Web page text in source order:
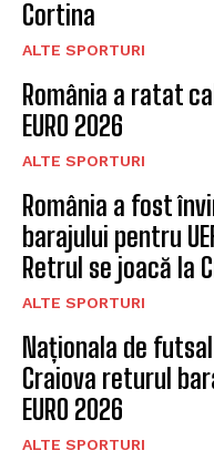
Cortina
ALTE SPORTURI
România a ratat
EURO 2026
ALTE SPORTURI
România a fost
barajului pentru
Retrul se joacă la
ALTE SPORTURI
Naționala de
Craiova returul
EURO 2026
ALTE SPORTURI